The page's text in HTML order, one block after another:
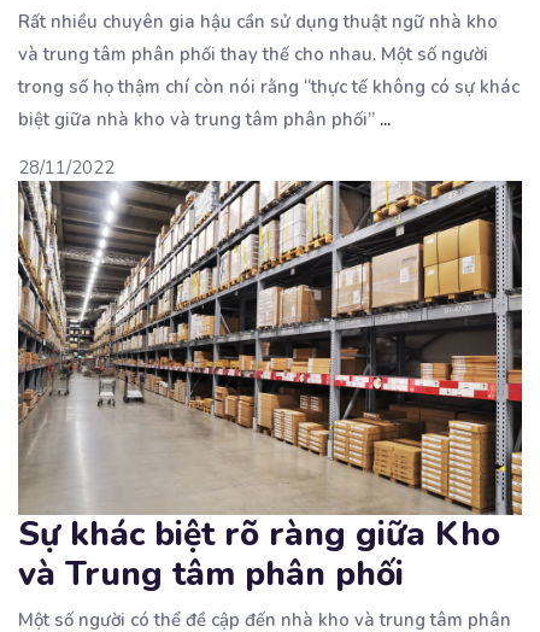
Rất nhiều chuyên gia hậu cần sử dụng thuật ngữ nhà kho
và trung tâm phân phối thay thế cho nhau. Một số người
trong số họ thậm chí còn nói rằng “thực tế không có sự khác
biệt giữa nhà kho và trung tâm phân phối” ...
28/11/2022
Sự khác biệt rõ ràng giữa Kho
và Trung tâm phân phối
Một số người có thể đề cập đến nhà kho và trung tâm phân